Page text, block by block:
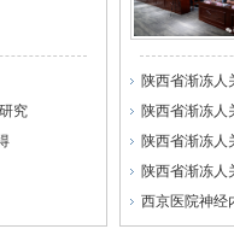
究
陕西省渐冻人
陕西省渐冻人
陕西省渐冻人
陕西省渐冻人
西京医院神经